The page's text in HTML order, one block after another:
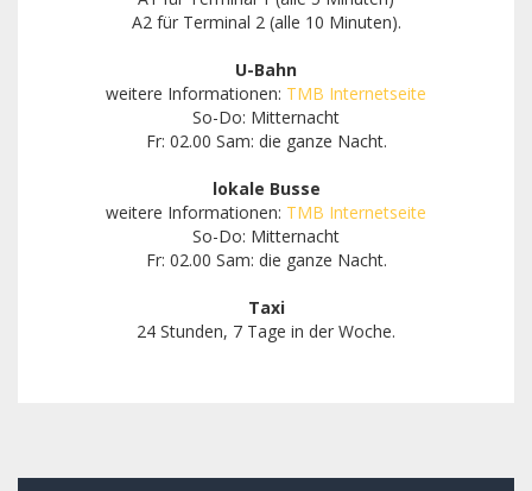
A2 für Terminal 2 (alle 10 Minuten).
U-Bahn
weitere Informationen: TMB Internetseite
So-Do: Mitternacht
Fr: 02.00 Sam: die ganze Nacht.
lokale Busse
weitere Informationen: TMB Internetseite
So-Do: Mitternacht
Fr: 02.00 Sam: die ganze Nacht.
Taxi
24 Stunden, 7 Tage in der Woche.